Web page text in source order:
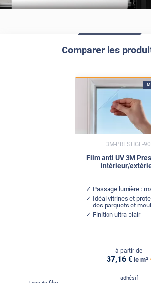
Comparer les
Film anti UV 3M
intérieur/
Passage lumière :
Idéal vitrines et
des parquets et
Finition ultra-clair
à partir de
37,16 € le m²
adhésif
3M-PRESTIGE-